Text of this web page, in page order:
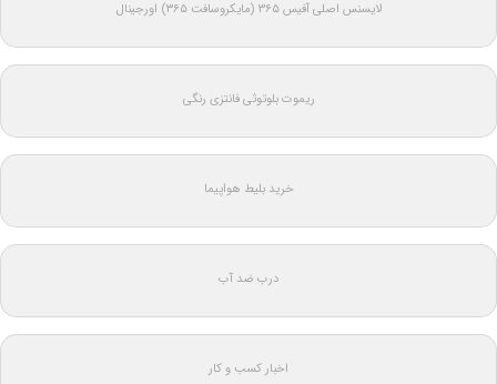
لایسنس اصلی آفیس ۳۶۵ (مایکروسافت ۳۶۵) اورجینال
ریموت بلوتوثی فانتزی رنگی
خرید بلیط هواپیما
درب ضد آب
اخبار کسب و کار